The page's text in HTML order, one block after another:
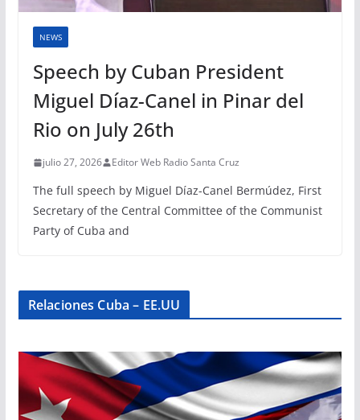
NEWS
Speech by Cuban President
Miguel Díaz-Canel in Pinar del
Rio on July 26th
julio 27, 2026 Editor Web Radio Santa Cruz
The full speech by Miguel Díaz-Canel Bermúdez, First
Secretary of the Central Committee of the Communist
Party of Cuba and
Relaciones Cuba – EE.UU